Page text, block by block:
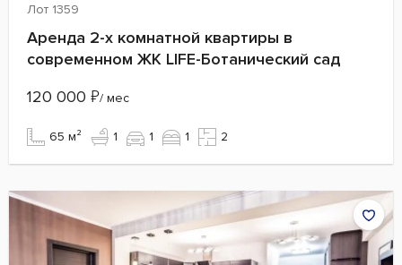
Лот 1359
Аренда 2-х комнатной квартиры в
современном ЖК LIFE-Ботанический сад
120 000 ₽/ мес
65 м² 1 1 1 2